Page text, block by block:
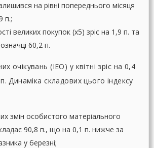
на рівні попереднього місяця
п.;
великих покупок (х5) зріс на 1,9 п. та
60,2 п.
очікувань (ІЕО) у квітні зріс на 0,4
Динаміка складових цього індексу
змін особистого матеріального
90,8 п., що на 0,1 п. нижче за
у березні;